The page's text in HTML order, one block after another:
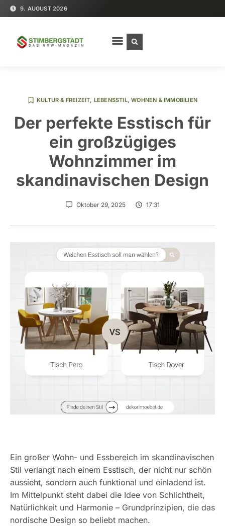
9. AUGUST 2026
KULTUR & FREIZEIT, LEBENSSTIL,WOHNEN & IMMOBILIEN
Der perfekte Esstisch für
ein großzügiges
Wohnzimmer im
skandinavischen Design
Oktober 29, 2025 17:31
Ein großer Wohn- und Essbereich im skandinavischen
Stil verlangt nach einem Esstisch, der nicht nur schön
aussieht, sondern auch funktional und einladend ist.
Im Mittelpunkt steht dabei die Idee von Schlichtheit,
Natürlichkeit und Harmonie – Grundprinzipien, die das
nordische Design so beliebt machen.